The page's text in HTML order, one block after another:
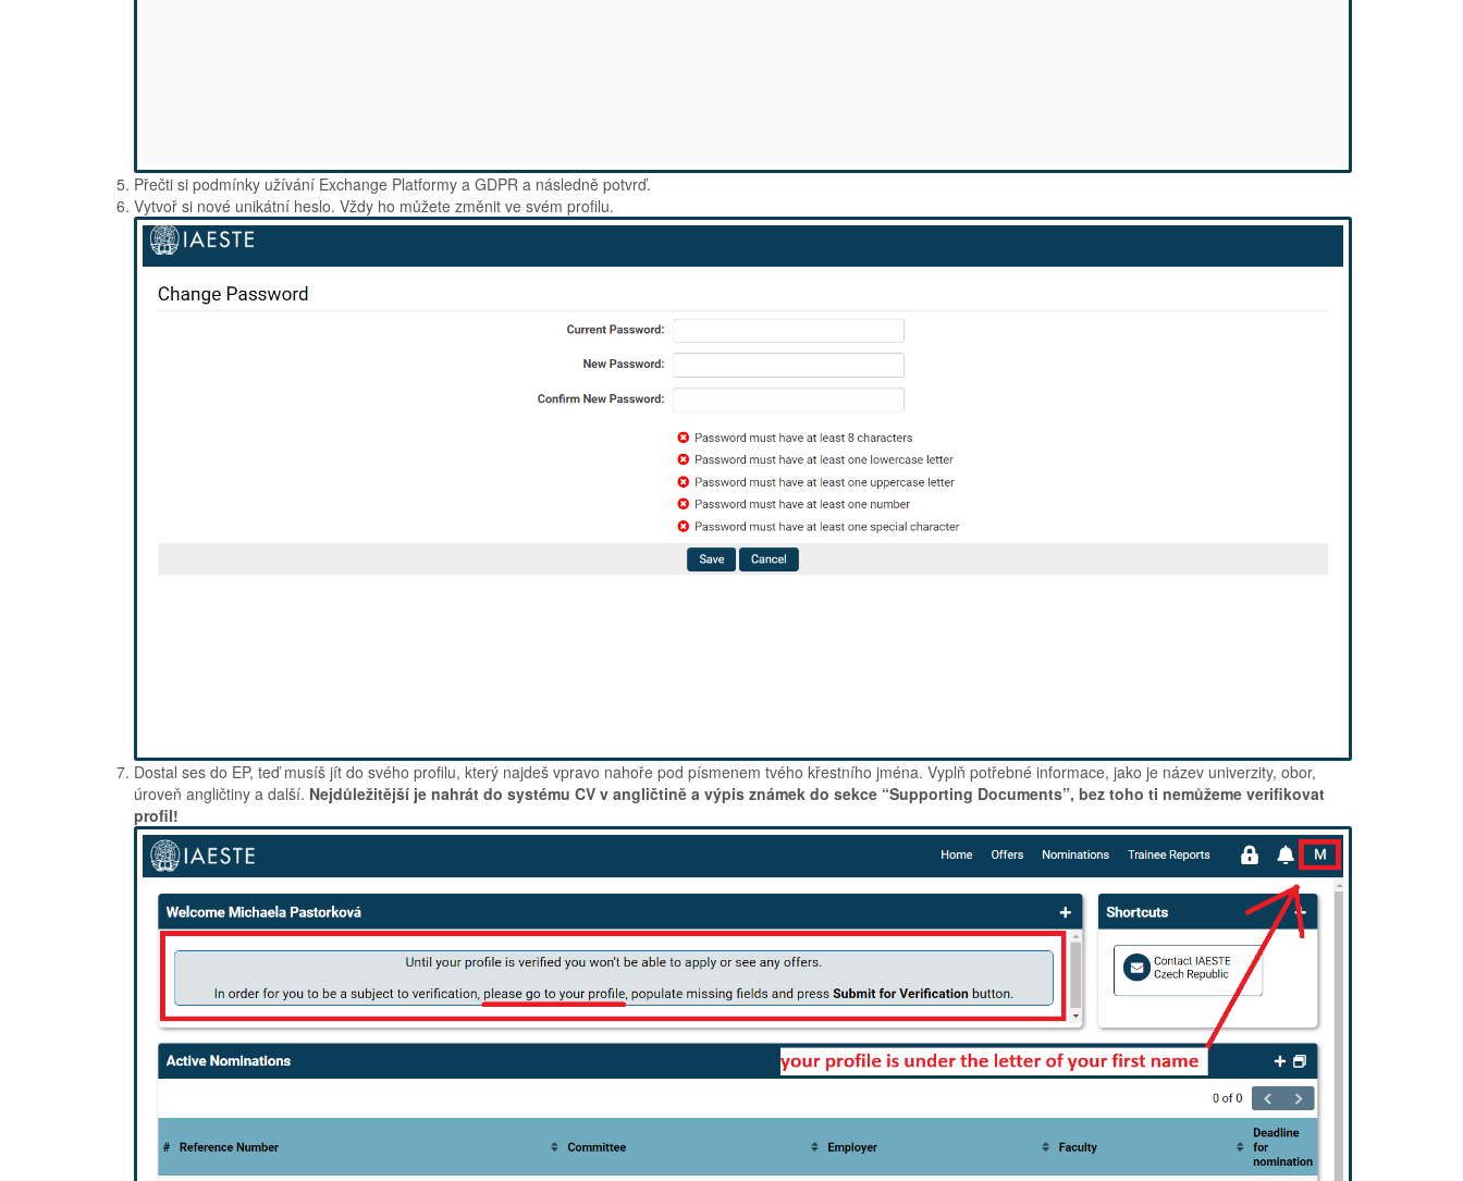
Přečti si podmínky užívání Exchange Platformy a GDPR a následně potvrď.
Vytvoř si nové unikátní heslo. Vždy ho můžete změnit ve svém profilu.
Dostal ses do EP, teď musíš jít do svého profilu, který najdeš vpravo nahoře pod písmenem tvého křestního jména. Vyplň potřebné informace, jako je název univerzity, obor,
úroveň angličtiny a další. Nejdůležitější je nahrát do systému CV v angličtině a výpis známek do sekce “Supporting Documents”, bez toho ti nemůžeme verifikovat
profil!